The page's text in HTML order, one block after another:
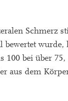
Schmerz
100 bei über
aus dem